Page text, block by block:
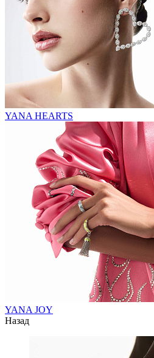
YANA HEARTS
YANA JOY
Назад